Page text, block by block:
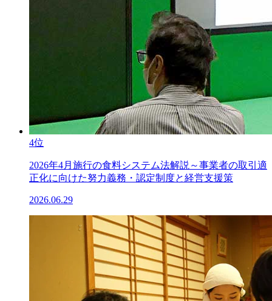
4位
2026年4月施行の食料システム法解説～事業者の取引適
正化に向けた努力義務・認定制度と経営支援策
2026.06.29